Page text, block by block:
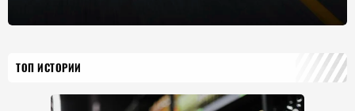
ТОП ИСТОРИИ